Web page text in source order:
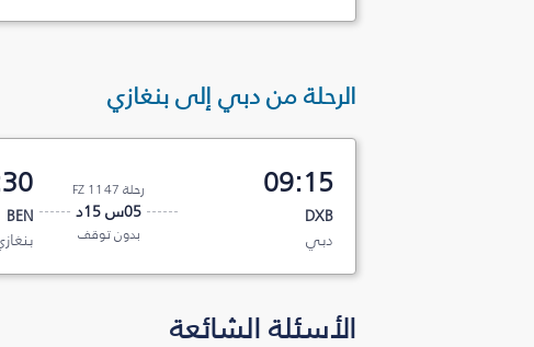
الرحلة من دبي إلى بنغازي
09:15
DXB
دبي
رحلة FZ 1147
05س 15د
بدون توقف
BEN
الأسئلة الشائعة